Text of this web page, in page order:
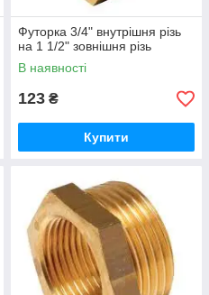
Футорка 3/4" внутрішня різь
на 1 1/2" зовнішня різь
В наявності
123 ₴
Купити